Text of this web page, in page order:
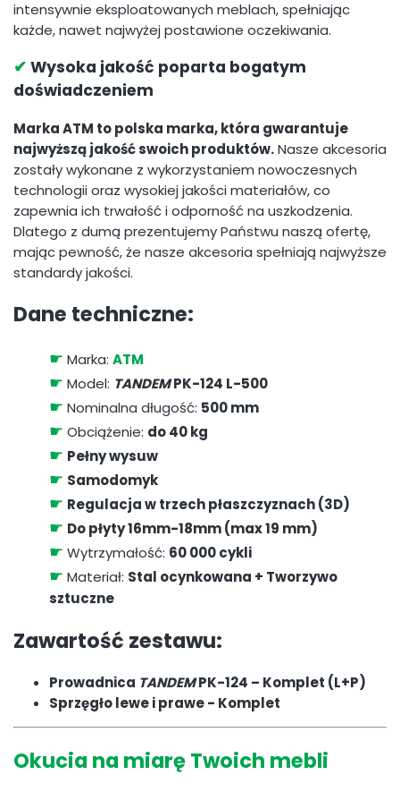
intensywnie eksploatowanych meblach, spełniając
każde, nawet najwyżej postawione oczekiwania.
✔ Wysoka jakość poparta bogatym
doświadczeniem
Marka ATM to polska marka, która gwarantuje
najwyższą jakość swoich produktów.Nasze akcesoria
zostały wykonane z wykorzystaniem nowoczesnych
technologii oraz wysokiej jakości materiałów, co
zapewnia ich trwałość i odporność na uszkodzenia.
Dlatego z dumą prezentujemy Państwu naszą ofertę,
mając pewność, że nasze akcesoria spełniają najwyższe
standardy jakości.
Dane techniczne:
☛ Marka: ATM
☛ Model: TANDEMPK-124 L-500
☛ Nominalna długość: 500 mm
☛ Obciążenie: do 40 kg
☛ Pełny wysuw
☛ Samodomyk
☛ Regulacja w trzech płaszczyznach (3D)
☛ Do płyty 16mm-18mm (max 19 mm)
☛ Wytrzymałość: 60 000 cykli
☛ Materiał: Stal ocynkowana + Tworzywo
sztuczne
Zawartość zestawu:
Prowadnica TANDEMPK-124 – Komplet (L+P)
Sprzęgło lewe i prawe - Komplet
Okucia na miarę Twoich mebli